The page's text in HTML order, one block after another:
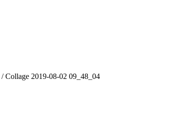
/Collage 2019-08-02 09_48_04